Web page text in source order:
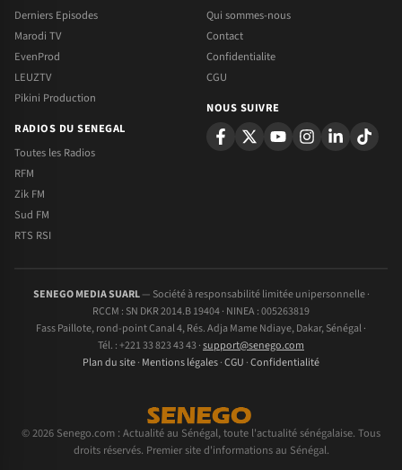
Derniers Episodes
Marodi TV
EvenProd
LEUZTV
Pikini Production
RADIOS DU SENEGAL
Toutes les Radios
RFM
Zik FM
Sud FM
RTS RSI
Qui sommes-nous
Contact
Confidentialite
CGU
NOUS SUIVRE
SENEGO MEDIA SUARL— Société à responsabilité limitée unipersonnelle ·
RCCM : SN DKR 2014.B 19404 · NINEA : 005263819
Fass Paillote, rond-point Canal 4, Rés. Adja Mame Ndiaye, Dakar, Sénégal ·
Tél. : +221 33 823 43 43 ·support@senego.com
Plan du site· Mentions légales·CGU ·Confidentialité
© 2026 Senego.com : Actualité au Sénégal, toute l'actualité sénégalaise. Tous
droits réservés. Premier site d'informations au Sénégal.